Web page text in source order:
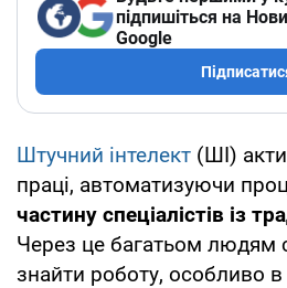
підпишіться на
Google
Штучний інтелект (ШІ)
праці, автоматизуючи
частину спеціалістів із
Через це багатьом людям
знайти роботу, особливо в